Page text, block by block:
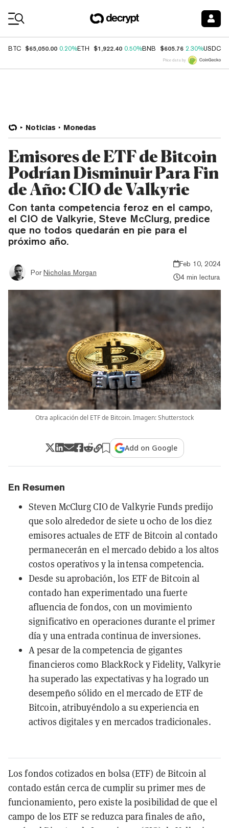
BTC $65,050.00 0.20%ETH $1,922.40 0.50%BNB $605.76 2.30%USDC
Price data by
Noticias Monedas
Emisores de ETF de Bitcoin
Podrían Disminuir Para Fin
de Año: CIO de Valkyrie
Con tanta competencia feroz en el campo,
el CIO de Valkyrie, Steve McClurg, predice
que no todos quedarán en pie para el
próximo año.
Por Nicholas Morgan
Feb 10, 2024
4 min lectura
Otra aplicación del ETF de Bitcoin. Imagen: Shutterstock
Add on Google
En Resumen
Steven McClurg CIO de Valkyrie Funds predijo
que solo alrededor de siete u ocho de los diez
emisores actuales de ETF de Bitcoin al contado
permanecerán en el mercado debido a los altos
costos operativos y la intensa competencia.
Desde su aprobación, los ETF de Bitcoin al
contado han experimentado una fuerte
afluencia de fondos, con un movimiento
significativo en operaciones durante el primer
día y una entrada continua de inversiones.
A pesar de la competencia de gigantes
financieros como BlackRock y Fidelity, Valkyrie
ha superado las expectativas y ha logrado un
desempeño sólido en el mercado de ETF de
Bitcoin, atribuyéndolo a su experiencia en
activos digitales y en mercados tradicionales.
Los fondos cotizados en bolsa (ETF) de Bitcoin al
contado están cerca de cumplir su primer mes de
funcionamiento, pero existe la posibilidad de que el
campo de los ETF se reduzca para finales de año,